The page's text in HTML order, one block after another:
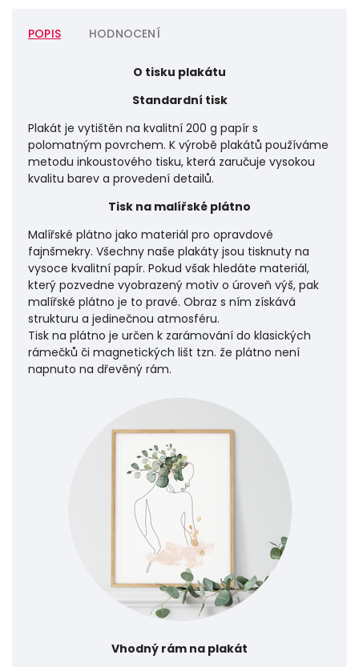
POPIS HODNOCENÍ
O tisku plakátu
Standardní tisk
Plakát je vytištěn na kvalitní 200 g papír s
polomatným povrchem. K výrobě plakátů používáme
metodu inkoustového tisku, která zaručuje vysokou
kvalitu barev a provedení detailů.
Tisk na malířské plátno
Malířské plátno jako materiál pro opravdové
fajnšmekry. Všechny naše plakáty jsou tisknuty na
vysoce kvalitní papír. Pokud však hledáte materiál,
který pozvedne vyobrazený motiv o úroveň výš, pak
malířské plátno je to pravé. Obraz s ním získává
strukturu a jedinečnou atmosféru.
Tisk na plátno je určen k zarámování do klasických
rámečků či magnetických lišt tzn. že plátno není
napnuto na dřevěný rám.
Vhodný rám na plakát